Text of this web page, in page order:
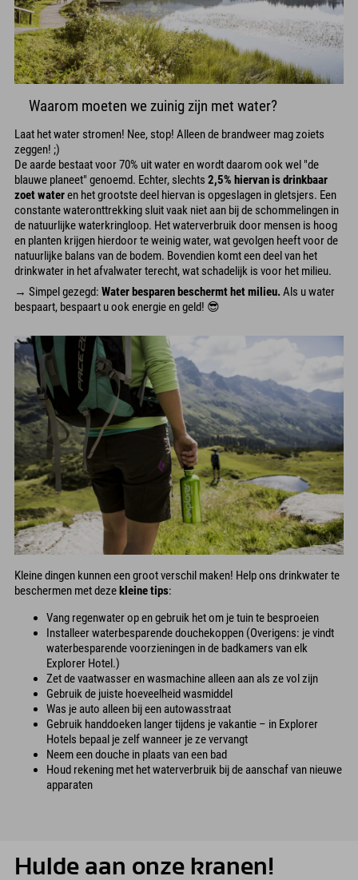
Waarom moeten we zuinig zijn met water?
Laat het water stromen! Nee, stop! Alleen de brandweer mag zoiets
zeggen! ;)
De aarde bestaat voor 70% uit water en wordt daarom ook wel "de
blauwe planeet" genoemd. Echter, slechts 2,5% hiervan is drinkbaar
zoet wateren het grootste deel hiervan is opgeslagen in gletsjers. Een
constante wateronttrekking sluit vaak niet aan bij de schommelingen in
de natuurlijke waterkringloop. Het waterverbruik door mensen is hoog
en planten krijgen hierdoor te weinig water, wat gevolgen heeft voor de
natuurlijke balans van de bodem. Bovendien komt een deel van het
drinkwater in het afvalwater terecht, wat schadelijk is voor het milieu.
→ Simpel gezegd: Water besparen beschermt het milieu.Als u water
bespaart, bespaart u ook energie en geld! 😎
Kleine dingen kunnen een groot verschil maken! Help ons drinkwater te
beschermen met dezekleine tips:
Vang regenwater op en gebruik het om je tuin te besproeien
Installeer waterbesparende douchekoppen (Overigens: je vindt
waterbesparende voorzieningen in de badkamers van elk
Explorer Hotel.)
Zet de vaatwasser en wasmachine alleen aan als ze vol zijn
Gebruik de juiste hoeveelheid wasmiddel
Was je auto alleen bij een autowasstraat
Gebruik handdoeken langer tijdens je vakantie – in Explorer
Hotels bepaal je zelf wanneer je ze vervangt
Neem een douche in plaats van een bad
Houd rekening met het waterverbruik bij de aanschaf van nieuwe
apparaten
Hulde aan onze kranen!